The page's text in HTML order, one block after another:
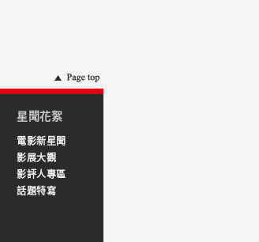
星聞花絮
電影新星聞
影展大觀
影評人專區
話題特寫